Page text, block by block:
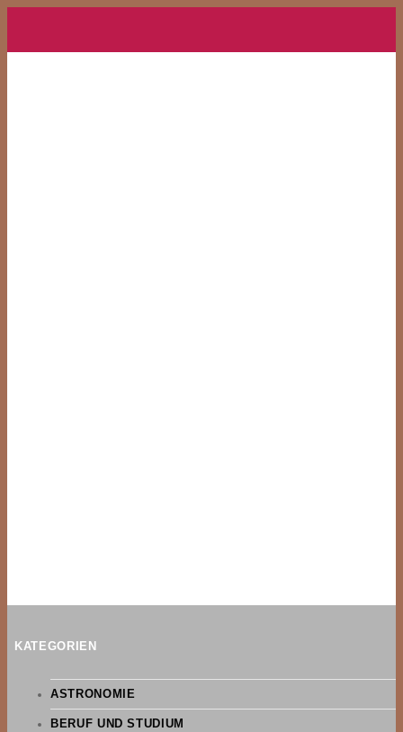
KATEGORIEN
ASTRONOMIE
BERUF UND STUDIUM